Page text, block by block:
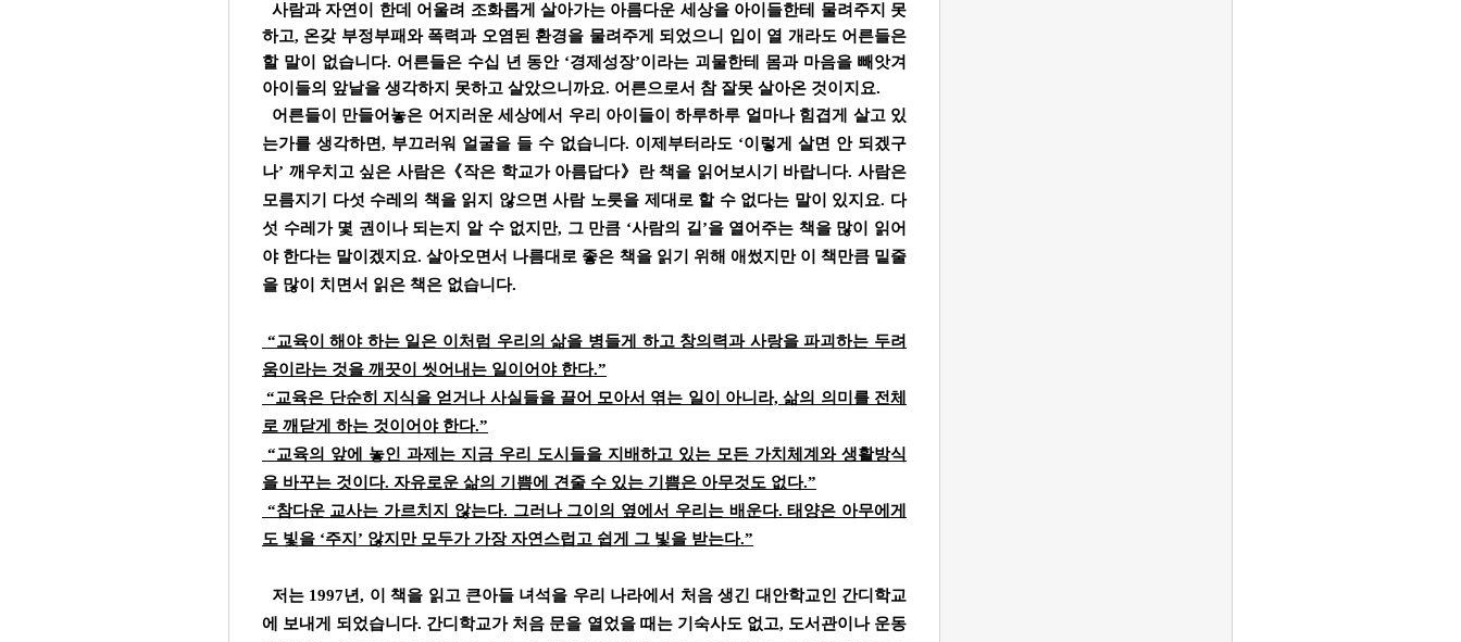
사람과 자연이 한데 어울려 조화롭게 살아가는 아름다운 세상을 아이들한테 물려주지 못
하고, 온갖 부정부패와 폭력과 오염된 환경을 물려주게 되었으니 입이 열 개라도 어른들은
할 말이 없습니다. 어른들은 수십 년 동안 ‘경제성장’이라는 괴물한테 몸과 마음을 빼앗겨
아이들의 앞날을 생각하지 못하고 살았으니까요. 어른으로서 참 잘못 살아온 것이지요.
어른들이 만들어놓은 어지러운 세상에서 우리 아이들이 하루하루 얼마나 힘겹게 살고 있
는가를 생각하면, 부끄러워 얼굴을 들 수 없습니다. 이제부터라도 ‘이렇게 살면 안 되겠구
나’ 깨우치고 싶은 사람은《작은 학교가 아름답다》란 책을 읽어보시기 바랍니다. 사람은
모름지기 다섯 수레의 책을 읽지 않으면 사람 노릇을 제대로 할 수 없다는 말이 있지요. 다
섯 수레가 몇 권이나 되는지 알 수 없지만, 그 만큼 ‘사람의 길’을 열어주는 책을 많이 읽어
야 한다는 말이겠지요. 살아오면서 나름대로 좋은 책을 읽기 위해 애썼지만 이 책만큼 밑줄
을 많이 치면서 읽은 책은 없습니다.
“교육이 해야 하는 일은 이처럼 우리의 삶을 병들게 하고 창의력과 사랑을 파괴하는 두려
움이라는 것을 깨끗이 씻어내는 일이어야 한다.”
“교육은 단순히 지식을 얻거나 사실들을 끌어 모아서 엮는 일이 아니라, 삶의 의미를 전체
로 깨닫게 하는 것이어야 한다.”
“교육의 앞에 놓인 과제는 지금 우리 도시들을 지배하고 있는 모든 가치체계와 생활방식
을 바꾸는 것이다. 자유로운 삶의 기쁨에 견줄 수 있는 기쁨은 아무것도 없다.”
“참다운 교사는 가르치지 않는다. 그러나 그이의 옆에서 우리는 배운다. 태양은 아무에게
도 빛을 ‘주지’ 않지만 모두가 가장 자연스럽고 쉽게 그 빛을 받는다.”
저는 1997년, 이 책을 읽고 큰아들 녀석을 우리 나라에서 처음 생긴 대안학교인 간디학교
에 보내게 되었습니다. 간디학교가 처음 문을 열었을 때는 기숙사도 없고, 도서관이나 운동